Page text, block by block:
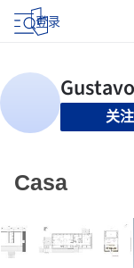
登录
关注
Casa